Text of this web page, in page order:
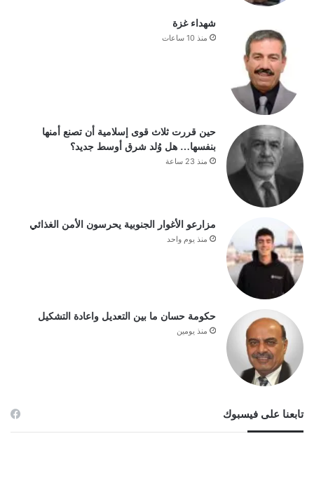
شهداء غزة
منذ 10 ساعات
حين قررت ثلاث قوى إسلامية أن تصنع أمنها
بنفسها… هل وُلد شرق أوسط جديد؟
منذ 23 ساعة
مزارعو الأغوار الجنوبية يحرسون الأمن الغذائي
منذ يوم واحد
حكومة حسان ما بين التعديل واعادة التشكيل
منذ يومين
تابعنا على فيسبوك